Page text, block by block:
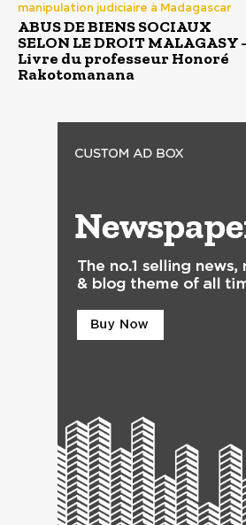
manipulation judiciaire à Madagascar
ABUS DE BIENS SOCIAUX
SELON LE DROIT MALAGASY
Livre du professeur Honoré
Rakotomanana